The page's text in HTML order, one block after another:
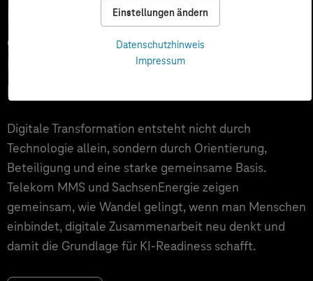
Einstellungen ändern
Datenschutzhinweis
Impressum
Digitale Transformation
gemeinsam gestalten: Was
Unternehmen von SachsenEnergie
lernen können
Digitale Transformation entsteht nicht durch
Technologie allein, sondern durch Orientierung,
Beteiligung und eine starke gemeinsame Basis.
Telekom MMS und SachsenEnergie zeigen
gemeinsam, wie Wandel gelingt, wenn man Menschen
einbindet, digitale Zusammenarbeit neu denkt und
damit die Grundlage für KI‑Readiness schafft.